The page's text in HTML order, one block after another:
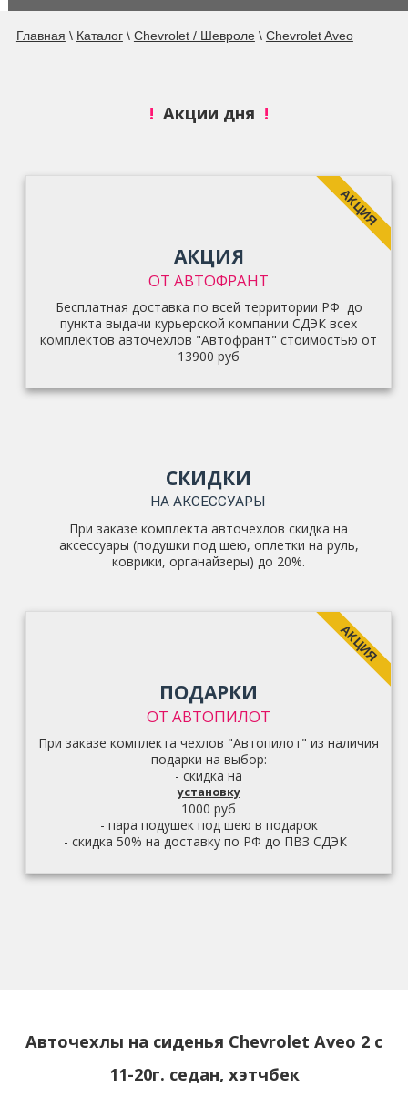
Главная \ Каталог \ Chevrolet / Шевроле \ Chevrolet Aveo
! Акции дня !
АКЦИЯ
ОТ АВТОФРАНТ
Бесплатная доставка по всей территории РФ до
пункта выдачи курьерской компании СДЭК всех
комплектов авточехлов "Автофрант" стоимостью от
13900 руб
АКЦИЯ
СКИДКИ
НА АКСЕССУАРЫ
При заказе комплекта авточехлов скидка на
аксессуары (подушки под шею, оплетки на руль,
коврики, органайзеры) до 20%.
ПОДАРКИ
ОТ АВТОПИЛОТ
При заказе комплекта чехлов "Автопилот" из наличия
подарки на выбор:
- скидка на
установку
1000 руб
- пара подушек под шею в подарок
- скидка 50% на доставку по РФ до ПВЗ СДЭК
АКЦИЯ
Авточехлы на сиденья Chevrolet Aveo 2 с
11-20г. седан, хэтчбек